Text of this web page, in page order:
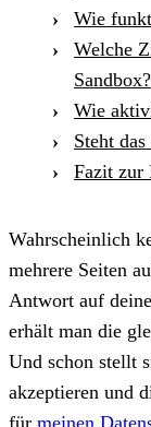
Wie
Welche
Sandbox?
Wie
Steht
Fazit zur
Wahrscheinlich
mehrere Seiten
Antwort auf
erhält man die
Und schon stellt
akzeptieren und
für meinen